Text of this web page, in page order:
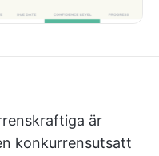
är
konkurrensutsatt